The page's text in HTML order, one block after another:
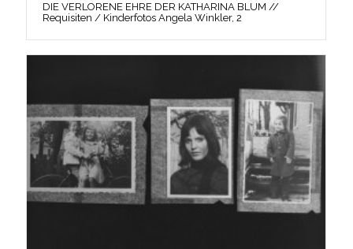
DIE VERLORENE EHRE DER KATHARINA BLUM //
Requisiten / Kinderfotos Angela Winkler, 2